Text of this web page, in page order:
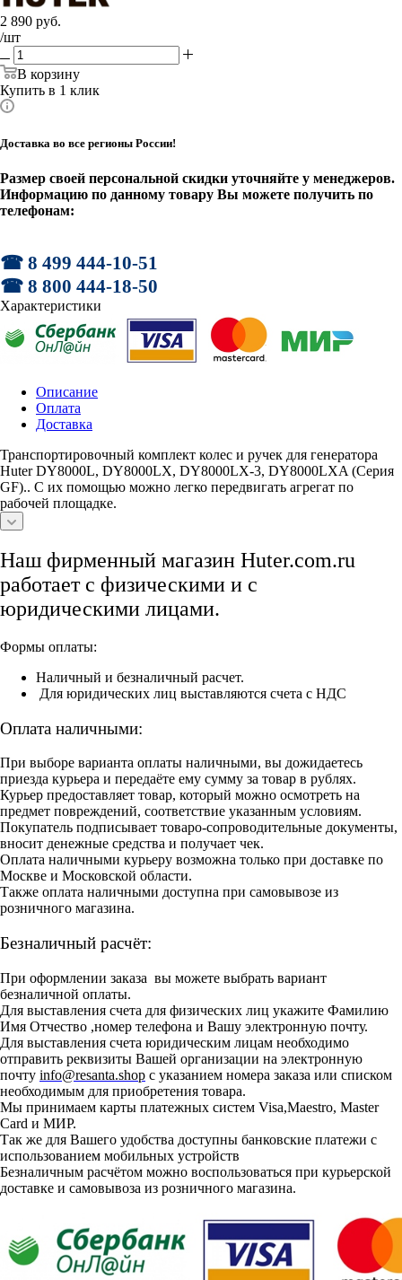
2 890 руб.
/шт
В корзину
Купить в 1 клик
Доставка во все регионы России!
Размер своей персональной скидки уточняйте у менеджеров.
Информацию по данному товару Вы можете получить по
телефонам:
☎ 8 499 444-10-51
☎ 8 800 444-18-50
Характеристики
Описание
Оплата
Доставка
Транспортировочный комплект колес и ручек для генератора
Huter DY8000L, DY8000LX, DY8000LX-3, DY8000LXA (Серия
GF).. С их помощью можно легко передвигать агрегат по
рабочей площадке.
Наш фирменный магазин Huter.com.ru
работает с физическими и с
юридическими лицами.
Формы оплаты:
Наличный и безналичный расчет.
Для юридических лиц выставляются счета с НДС
Оплата наличными:
При выборе варианта оплаты наличными, вы дожидаетесь
приезда курьера и передаёте ему сумму за товар в рублях.
Курьер предоставляет товар, который можно осмотреть на
предмет повреждений, соответствие указанным условиям.
Покупатель подписывает товаро-сопроводительные документы,
вносит денежные средства и получает чек.
Оплата наличными курьеру возможна только при доставке по
Москве и Московской области.
Также оплата наличными доступна при самовывозе из
розничного магазина.
Безналичный расчёт:
При оформлении заказа вы можете выбрать вариант
безналичной оплаты.
Для выставления счета для физических лиц укажите Фамилию
Имя Отчество ,номер телефона и Вашу электронную почту.
Для выставления счета юридическим лицам необходимо
отправить реквизиты Вашей организации на электронную
почту info@resanta.shop с указанием номера заказа или списком
необходимым для приобретения товара.
Мы принимаем карты платежных систем Visa,Maestro, Master
Card и МИР.
Так же для Вашего удобства доступны банковские платежи с
использованием мобильных устройств
Безналичным расчётом можно воспользоваться при курьерской
доставке и самовывоза из розничного магазина.